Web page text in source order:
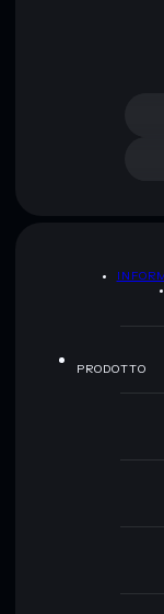
PRODOTTO